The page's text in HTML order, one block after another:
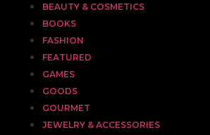
BEAUTY & COSMETICS
BOOKS
FASHION
FEATURED
GAMES
GOODS
GOURMET
JEWELRY & ACCESSORIES